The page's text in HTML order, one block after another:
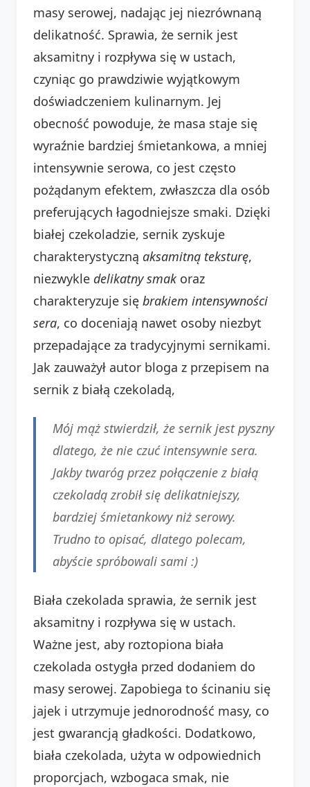
masy serowej, nadając jej niezrównaną
delikatność. Sprawia, że sernik jest
aksamitny i rozpływa się w ustach,
czyniąc go prawdziwie wyjątkowym
doświadczeniem kulinarnym. Jej
obecność powoduje, że masa staje się
wyraźnie bardziej śmietankowa, a mniej
intensywnie serowa, co jest często
pożądanym efektem, zwłaszcza dla osób
preferujących łagodniejsze smaki. Dzięki
białej czekoladzie, sernik zyskuje
charakterystyczną aksamitną teksturę,
niezwykle delikatny smak oraz
charakteryzuje się brakiem intensywności
sera, co doceniają nawet osoby niezbyt
przepadające za tradycyjnymi sernikami.
Jak zauważył autor bloga z przepisem na
sernik z białą czekoladą,
Mój mąż stwierdził, że sernik jest pyszny
dlatego, że nie czuć intensywnie sera.
Jakby twaróg przez połączenie z białą
czekoladą zrobił się delikatniejszy,
bardziej śmietankowy niż serowy.
Trudno to opisać, dlatego polecam,
abyście spróbowali sami :)
Biała czekolada sprawia, że sernik jest
aksamitny i rozpływa się w ustach.
Ważne jest, aby roztopiona biała
czekolada ostygła przed dodaniem do
masy serowej. Zapobiega to ścinaniu się
jajek i utrzymuje jednorodność masy, co
jest gwarancją gładkości. Dodatkowo,
biała czekolada, użyta w odpowiednich
proporcjach, wzbogaca smak, nie